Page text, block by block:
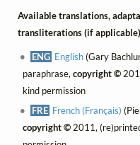
Available translations,
transliterations (if
ENG English(Gary
paraphrase, copyright ©
kind permission
FRE French (Français)
copyright ©2011,